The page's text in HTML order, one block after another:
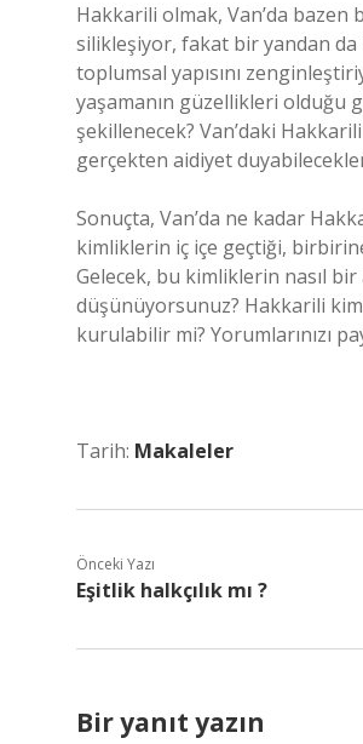
Hakkarili olmak, Van’da
silikleşiyor, fakat bir yandan da
toplumsal yapısını
yaşamanın güzellikleri olduğu
şekillenecek? Van’daki
gerçekten aidiyet
Sonuçta, Van’da ne kadar
kimliklerin iç içe geçtiği,
Gelecek, bu kimliklerin nasıl
düşünüyorsunuz? Hakkarili
kurulabilir mi? Yorumlarınızı
Tarih: Makaleler
Önceki Yazı
Eşitlik halkçılık mı ?
Bir yanıt yazın